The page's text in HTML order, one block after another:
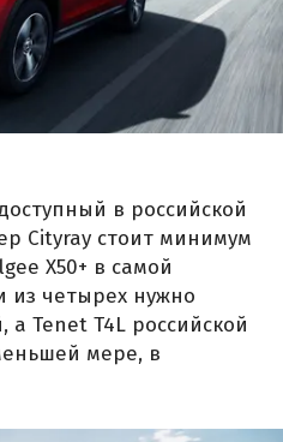
в российской
Cityray стоит минимум
X50+ в самой
из четырех нужно
а Tenet T4L российской
мере, в